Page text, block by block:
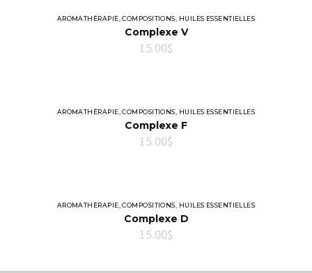
AROMATHÉRAPIE ,COMPOSITIONS HUILES ESSENTIELLES
Complexe V
15.00$
AROMATHÉRAPIE ,COMPOSITIONS HUILES ESSENTIELLES
Complexe F
15.00$
AROMATHÉRAPIE ,COMPOSITIONS HUILES ESSENTIELLES
Complexe D
15.00$